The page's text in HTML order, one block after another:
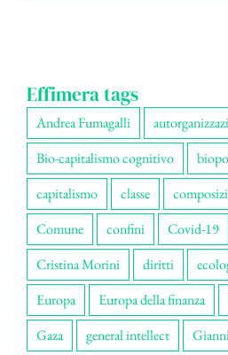
Effimera tags
Andrea Fumagalli
Bio-capitalismo cognitivo
capitalismo
classe
Comune
confini Covid-19
Cristina Morini
diritti
Europa
Europa della finanza
Gaza
general intellect